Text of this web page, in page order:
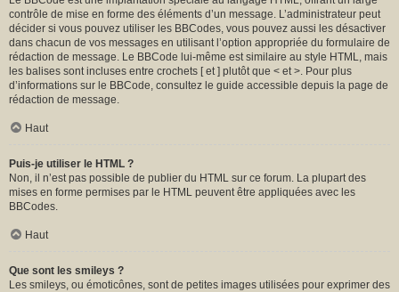
contrôle de mise en forme des éléments d’un message. L’administrateur peut
décider si vous pouvez utiliser les BBCodes, vous pouvez aussi les désactiver
dans chacun de vos messages en utilisant l’option appropriée du formulaire de
rédaction de message. Le BBCode lui-même est similaire au style HTML, mais
les balises sont incluses entre crochets [ et ] plutôt que < et >. Pour plus
d’informations sur le BBCode, consultez le guide accessible depuis la page de
rédaction de message.
Haut
Puis-je utiliser le HTML ?
Non, il n’est pas possible de publier du HTML sur ce forum. La plupart des
mises en forme permises par le HTML peuvent être appliquées avec les
BBCodes.
Haut
Que sont les smileys ?
Les smileys, ou émoticônes, sont de petites images utilisées pour exprimer des